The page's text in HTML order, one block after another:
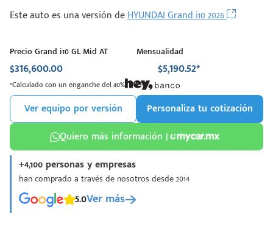
Este auto es una versión deHYUNDAI Grand i10 2026
Precio Grand i10 GL Mid AT
$316,600.00
Mensualidad
$5,190.52*
*Calculado con un enganche del 40%
Ver equipo por versión
Personaliza tu cotización
Quiero más información |
+4,100 personas y empresas
han comprado a través de nosotros desde 2014
5.0Ver más